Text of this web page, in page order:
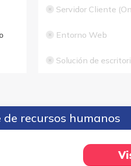
Servidor Cliente
Entorno Web
Solución de
recursos humanos